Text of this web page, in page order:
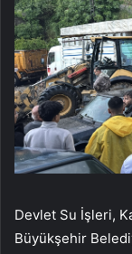
Devlet Su İşleri,
Büyükşehir